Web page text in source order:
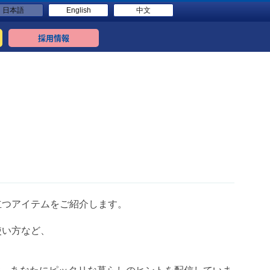
日本語 English 中文
採用情報
アイテムをご紹介します。
方など、